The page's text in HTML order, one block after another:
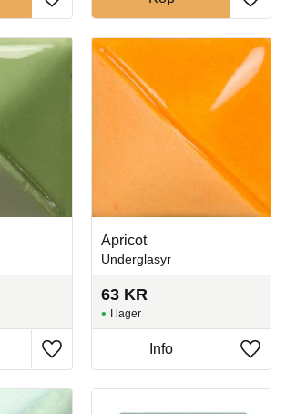
Lägg till i favoriter Lägg
Lägg till i favoriter
Apricot
Underglasyr
63 KR
Lägg
I lager
Info